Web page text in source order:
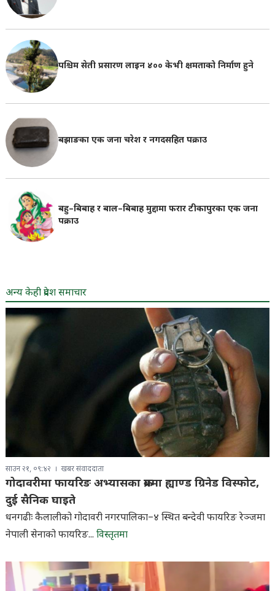
पश्चिम सेती प्रसारण लाइन ४०० केभी क्षमताको निर्माण हुने
बझाङका एक जना चरेश र नगदसहित पक्राउ
बहु–बिबाह र बाल–बिबाह मुद्दामा फरार टीकापुरका एक जना
पक्राउ
अन्य केही प्रदेश समाचार
साउन २१, ०९:४२ खबर संवाददाता
गोदावरीमा फायरिङ अभ्यासका क्रममा ह्याण्ड ग्रिनेड विस्फोट,
दुई सैनिक घाइते
धनगढीः कैलालीको गोदावरी नगरपालिका–४ स्थित बन्देवी फायरिङ रेञ्जमा
नेपाली सेनाको फायरिङ... विस्तृतमा